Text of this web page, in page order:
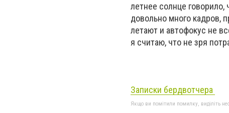
летнее солнце говорило,
довольно много кадров,
летают и автофокус не
я считаю, что не зря
Записки бердвотчера
Якщо ви помітили помилку, виділіть